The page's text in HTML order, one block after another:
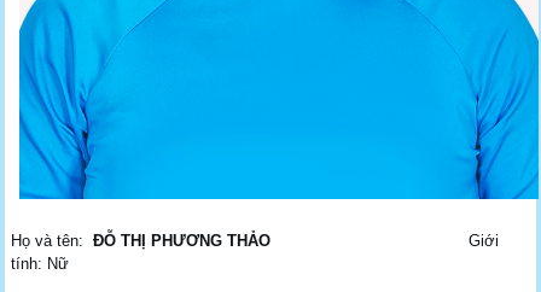
Họ và tên:ĐỖ THỊ PHƯƠNG THẢOGiới
tính: Nữ